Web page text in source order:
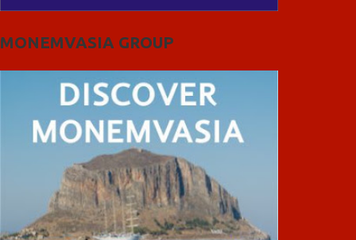
MONEMVASIA GROUP